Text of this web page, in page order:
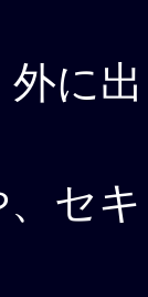
外に
セ